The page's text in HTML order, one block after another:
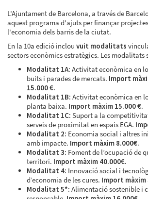
L'Ajuntament de Barcelona, a través de
aquest programa d'ajuts per finançar
l'economia dels barris de la ciutat.
En la 10a edició inclou vuit modalitats
sectors econòmics estratègics. Les modalitats
Modalitat 1A: Activitat econòmica en
buits i parades de mercats. Import
15.000 €.
Modalitat 1B: Activitat econòmica en
planta baixa. Import màxim 15.000 €.
Modalitat 1C: Suport a la
serveis de proximitat en espais EGA.
Modalitat 2: Economia social i altres
amb impacte. Import màxim 8.000€.
Modalitat 3: Foment de l’ocupació de
territori. Import màxim 40.000€.
Modalitat 4: Innovació social i
d’economia de les cures. Import màxim
Modalitat 5*: Alimentació sostenible i